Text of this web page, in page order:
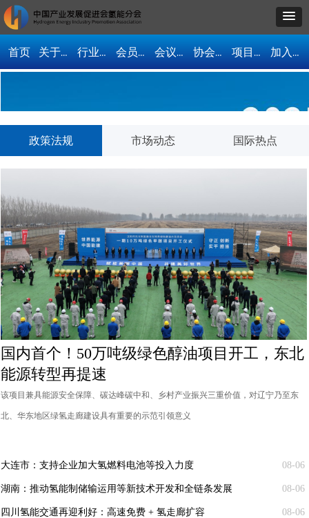
首页 关于我们 行业资讯 会员单位 会议活动 协会动态 项目合作 加入协会
政策法规 市场动态 国际热点
08-06
大连市：支持企业加大氢燃料电池等投入力度
08-06
湖南：推动氢能制储输运用等新技术开发和全链条发展
08-06
四川氢能交通再迎利好：高速免费 + 氢走廊扩容
国内首个！50万吨级绿色醇油项目开工，东北
能源转型再提速
该项目兼具能源安全保障、碳达峰碳中和、乡村产业振兴三重价值，对辽宁乃至东
北、华东地区绿氢走廊建设具有重要的示范引领意义